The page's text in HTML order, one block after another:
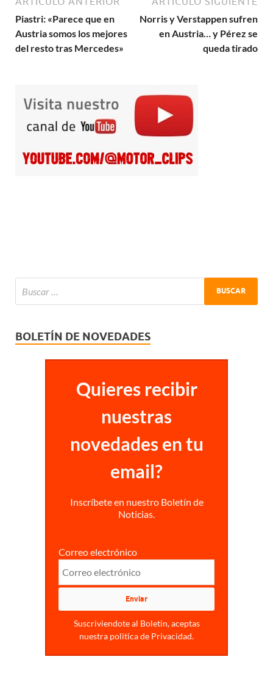
Piastri: «Parece que en
Austria somos los mejores
del resto tras Mercedes»
Norris y Verstappen sufren
en Austria… y Pérez se
queda tirado
BOLETÍN DE NOVEDADES
Quieres recibir
nuestras
novedades en tu
email?
Inscríbete en nuestro Boletín de
Noticias.
Correo electrónico
Suscriviendote al Boletin, aceptas
nuestra politica de Privacidad.